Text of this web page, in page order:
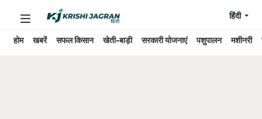
होम खबरें सफल किसान खेती-बाड़ी सरकारी योजनाएं पशुपालन मशीनरी
हिंदी